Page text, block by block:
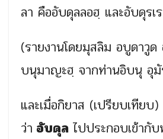
ลา คืออับดุลลอฮฺ และอับดุรเ
(รายงานโดยมุสลิม อบูดาวู
บนุมาญะฮฺ จากท่านอิบนุ อุ
และเมื่อกิยาส (เปรียบเทียบ
ว่า อับดุล ไปประกอบเข้ากั